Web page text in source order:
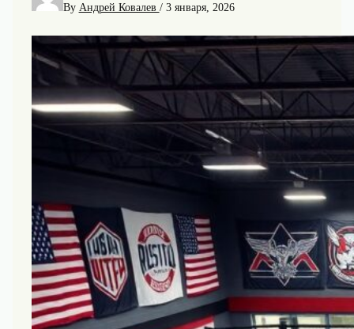
By Андрей Ковалев / 3 января, 2026